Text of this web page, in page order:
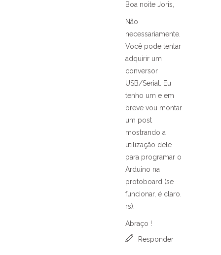
Boa noite Joris,
Não
necessariamente.
Você pode tentar
adquirir um
conversor
USB/Serial. Eu
tenho um e em
breve vou montar
um post
mostrando a
utilização dele
para programar o
Arduino na
protoboard (se
funcionar, é claro.
rs).
Abraço !
Responder